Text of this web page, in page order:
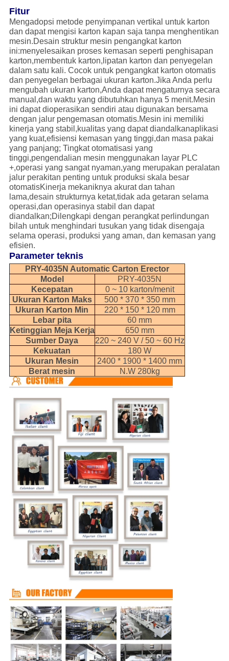
Fitur
Mengadopsi metode penyimpanan vertikal untuk karton
dan dapat mengisi karton kapan saja tanpa menghentikan
mesin.Desain struktur mesin pengangkat karton
ini:menyelesaikan proses kemasan seperti penghisapan
karton,membentuk karton,lipatan karton dan penyegelan
dalam satu kali. Cocok untuk pengangkat karton otomatis
dan penyegelan berbagai ukuran karton.Jika Anda perlu
mengubah ukuran karton,Anda dapat mengaturnya secara
manual,dan waktu yang dibutuhkan hanya 5 menit.Mesin
ini dapat dioperasikan sendiri atau digunakan bersama
dengan jalur pengemasan otomatis.Mesin ini memiliki
kinerja yang stabil,kualitas yang dapat diandalkanaplikasi
yang kuat,efisiensi kemasan yang tinggi,dan masa pakai
yang panjang; Tingkat otomatisasi yang
tinggi,pengendalian mesin menggunakan layar PLC
+,operasi yang sangat nyaman,yang merupakan peralatan
jalur perakitan penting untuk produksi skala besar
otomatisKinerja mekaniknya akurat dan tahan
lama,desain strukturnya ketat,tidak ada getaran selama
operasi,dan operasinya stabil dan dapat
diandalkan;Dilengkapi dengan perangkat perlindungan
bilah untuk menghindari tusukan yang tidak disengaja
selama operasi, produksi yang aman, dan kemasan yang
efisien.
Parameter teknis
PRY-4035N Automatic Carton Erector
Model
PRY-4035N
Kecepatan
0 ~ 10 karton/menit
Ukuran Karton Maks
500 * 370 * 350 mm
Ukuran Karton Min
220 * 150 * 120 mm
Lebar pita
60 mm
Ketinggian Meja Kerja
650 mm
Sumber Daya
220 ~ 240 V / 50 ~ 60 Hz
Kekuatan
180 W
Ukuran Mesin
2400 * 1900 * 1400 mm
Berat mesin
N.W 280kg